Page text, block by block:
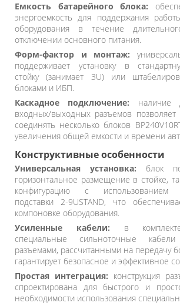
Емкость батарейного блока:
энергоемкость для поддержания
оборудования в течение
отключении основного питания.
Форм-фактор и монтаж:
поддерживает установку в
стойку (занимает 3U) или
блоками и ИБП.
Каскадное подключение: наличие
входных/выходных разъемов позволяет
соединять несколько блоков
увеличения общей емкости и времени
Конструктивные особенности
Универсальная установка: блок
горизонтальное размещение в стойке,
конфигурацию с использованием
подставки 2-9USTAND, что
компоновке оборудования.
Усиленные кабели: в комплекте
специальные сильноточные
разъемами, рассчитанными на передачу
гарантирует безопасное и эффективное
Простая интеграция: конструкция
спроектирована для быстрого и
необходимости использования